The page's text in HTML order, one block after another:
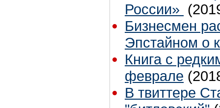
России»
Бизнесмен
Эпстайном о
Книга с
феврале
В твиттере